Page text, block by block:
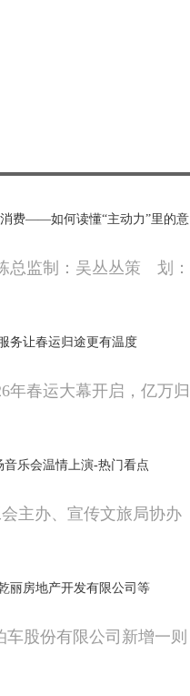
费——如何读懂“主动力”里的意
总监制：吴丛丛策 划：
务让春运归途更有温度
年春运大幕开启，亿万归
乐会温情上演-热门看点
主办、宣传文旅局协办
丽房地产开发有限公司等
股份有限公司新增一则